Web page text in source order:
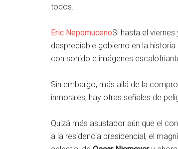
todos.
Eric NepomucenoSi hasta el
despreciable gobierno en la
con sonido e imágenes
Sin embargo, más allá de la
inmorales, hay otras señales de
Quizá más asustador aún que el
a la residencia presidencial, el